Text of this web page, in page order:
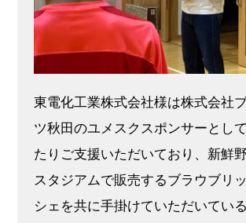
東電化工業株式会社様は株式会社
ツ秋田のユメスクスポンサーとし
たりご支援いただいており、新鮮
スタジアムで販売するブラウブリ
シェを共に手掛けていただいてい